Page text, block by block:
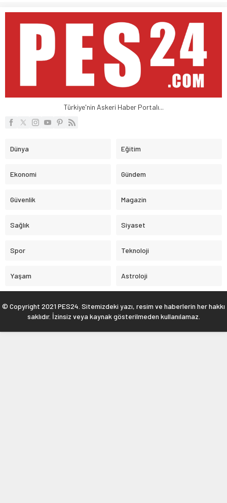
Türkiye'nin Askeri Haber Portalı...
Dünya Eğitim
Ekonomi Gündem
Güvenlik Magazin
Sağlık Siyaset
Spor Teknoloji
Yaşam Astroloji
© Copyright 2021 PES24. Sitemizdeki yazı, resim ve haberlerin her hakkı
saklıdır. İzinsiz veya kaynak gösterilmeden kullanılamaz.